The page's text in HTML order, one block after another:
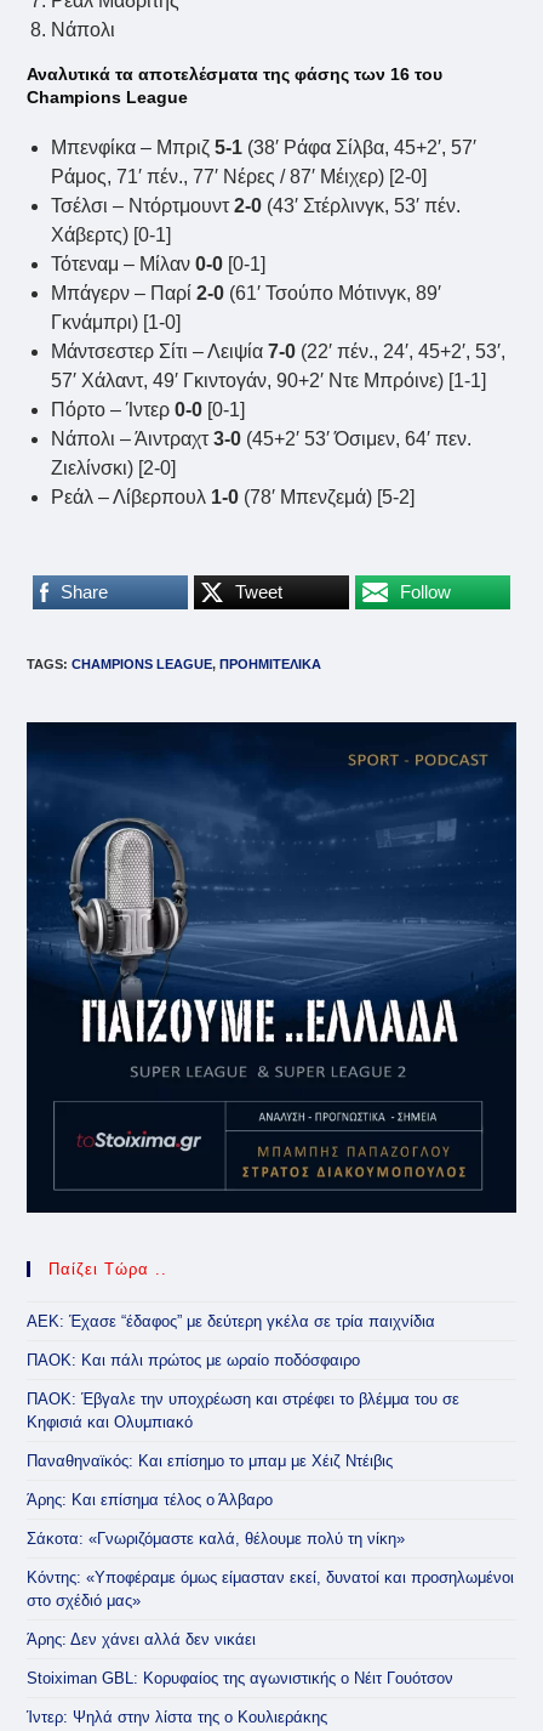
Νάπολι
Αναλυτικά τα αποτελέσματα της φάσης των 16 του
Champions League
Μπενφίκα – Μπριζ5-1 (38′ Ράφα Σίλβα, 45+2′, 57′
Ράμος, 71′ πέν., 77′ Νέρες / 87′ Μέιχερ) [2-0]
Τσέλσι – Ντόρτμουντ2-0 (43′ Στέρλινγκ, 53′ πέν.
Χάβερτς) [0-1]
Τότεναμ – Μίλαν0-0 [0-1]
Μπάγερν – Παρί2-0 (61′ Τσούπο Μότινγκ, 89′
Γκνάμπρι) [1-0]
Μάντσεστερ Σίτι – Λειψία7-0 (22′ πέν., 24′, 45+2′, 53′,
57′ Χάλαντ, 49′ Γκιντογάν, 90+2′ Ντε Μπρόινε) [1-1]
Πόρτο – Ίντερ0-0 [0-1]
Νάπολι – Άιντραχτ3-0 (45+2′ 53′ Όσιμεν, 64′ πεν.
Ζιελίνσκι) [2-0]
Ρεάλ – Λίβερπουλ 1-0 (78′ Μπενζεμά) [5-2]
Share Tweet Follow
TAGS:CHAMPIONS LEAGUE, ΠΡΟΗΜΙΤΕΛΙΚΑ
Παίζει Τώρα ..
ΑΕΚ: Έχασε “έδαφος” με δεύτερη γκέλα σε τρία παιχνίδια
ΠΑΟΚ: Και πάλι πρώτος με ωραίο ποδόσφαιρο
ΠΑΟΚ: Έβγαλε την υποχρέωση και στρέφει το βλέμμα του σε
Κηφισιά και Ολυμπιακό
Παναθηναϊκός: Και επίσημο το μπαμ με Χέιζ Ντέιβις
Άρης: Και επίσημα τέλος ο Άλβαρο
Σάκοτα: «Γνωριζόμαστε καλά, θέλουμε πολύ τη νίκη»
Κόντης: «Υποφέραμε όμως είμασταν εκεί, δυνατοί και προσηλωμένοι
στο σχέδιό μας»
Άρης: Δεν χάνει αλλά δεν νικάει
Stoiximan GBL: Κορυφαίος της αγωνιστικής ο Νέιτ Γουότσον
Ίντερ: Ψηλά στην λίστα της ο Κουλιεράκης